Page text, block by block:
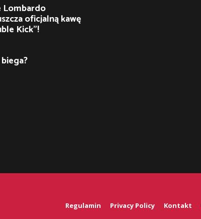
Lombardo
oficjalną kawę
Kick”!
Regulamin Privacy Policy Kontakt